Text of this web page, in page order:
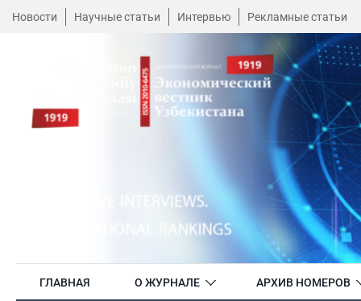
Новости Научные статьи Интервью Рекламные статьи
ГЛАВНАЯ О ЖУРНАЛЕ АРХИВ НОМЕРОВ